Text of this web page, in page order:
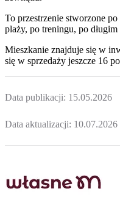
To przestrzenie stworzone
plaży, po treningu, po długim
Mieszkanie znajduje się w
się w sprzedaży jeszcze 16
Data publikacji: 15.05.2026
Data aktualizacji: 10.07.2026